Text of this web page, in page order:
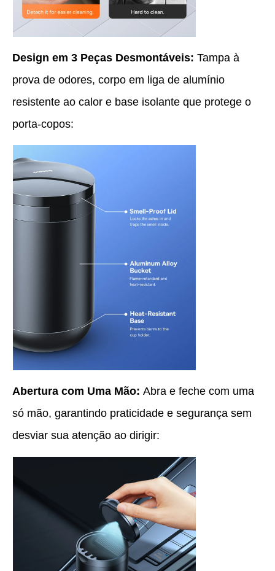
Design em 3 Peças Desmontáveis: Tampa à
prova de odores, corpo em liga de alumínio
resistente ao calor e base isolante que protege o
porta-copos:
Abertura com Uma Mão: Abra e feche com uma
só mão, garantindo praticidade e segurança sem
desviar sua atenção ao dirigir: